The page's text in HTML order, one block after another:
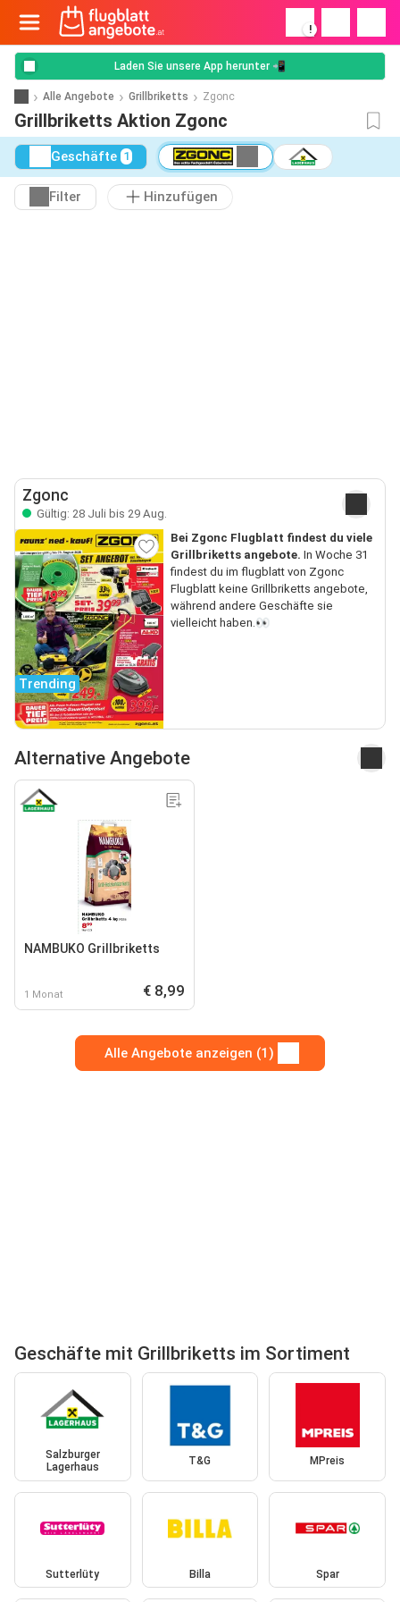
!
Laden Sie unsere App herunter 📲
Alle Angebote Grillbriketts Zgonc
Grillbriketts Aktion Zgonc
Geschäfte 1
Filter Hinzufügen
Zgonc
Gültig: 28 Juli bis 29 Aug.
Trending
Bei Zgonc Flugblatt findest du viele
Grillbriketts angebote. In Woche 31
findest du im flugblatt von Zgonc
Flugblatt keine Grillbriketts angebote,
während andere Geschäfte sie
vielleicht haben.👀
Alternative Angebote
NAMBUKO Grillbriketts
1 Monat € 8,99
Alle Angebote anzeigen (1)
Geschäfte mit Grillbriketts im Sortiment
Salzburger
Lagerhaus
T&G MPreis
Sutterlüty Billa Spar